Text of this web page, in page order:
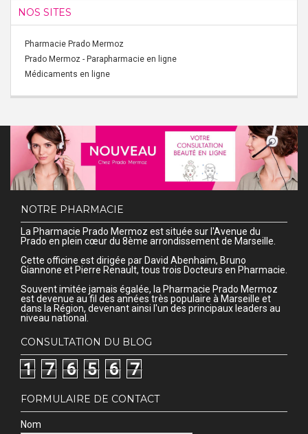
NOS SITES
Pharmacie Prado Mermoz
Prado Mermoz - Parapharmacie en ligne
Médicaments en ligne
NOTRE PHARMACIE
La Pharmacie Prado Mermoz est située sur l'Avenue du
Prado en plein cœur du 8ème arrondissement de Marseille.
Cette officine est dirigée par David Abenhaim, Bruno
Giannone et Pierre Renault, tous trois Docteurs en Pharmacie.
Souvent imitée jamais égalée, la Pharmacie Prado Mermoz
est devenue au fil des années très populaire à Marseille et
dans la Région, devenant ainsi l'un des principaux leaders au
niveau national.
CONSULTATION DU BLOG
1 7 6 5 6 7
FORMULAIRE DE CONTACT
Nom